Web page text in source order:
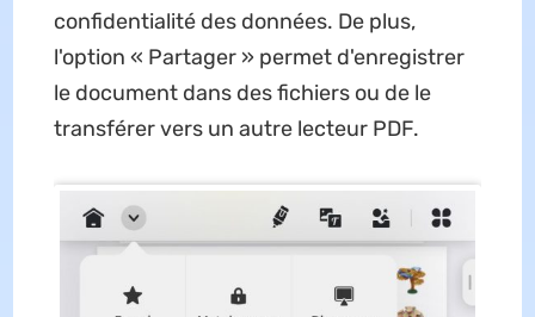
confidentialité des données. De plus,
l'option « Partager » permet d'enregistrer
le document dans des fichiers ou de le
transférer vers un autre lecteur PDF.